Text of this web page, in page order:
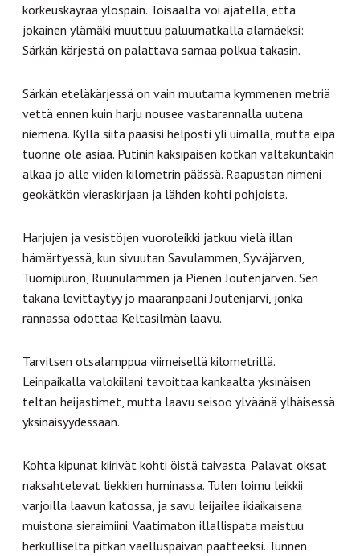
korkeuskäyrää ylöspäin. Toisaalta voi ajatella, että
jokainen ylämäki muuttuu paluumatkalla alamäeksi:
Särkän kärjestä on palattava samaa polkua takasin.
Särkän eteläkärjessä on vain muutama kymmenen metriä
vettä ennen kuin harju nousee vastarannalla uutena
niemenä. Kyllä siitä pääsisi helposti yli uimalla, mutta eipä
tuonne ole asiaa. Putinin kaksipäisen kotkan valtakuntakin
alkaa jo alle viiden kilometrin päässä. Raapustan nimeni
geokätkön vieraskirjaan ja lähden kohti pohjoista.
Harjujen ja vesistöjen vuoroleikki jatkuu vielä illan
hämärtyessä, kun sivuutan Savulammen, Syväjärven,
Tuomipuron, Ruunulammen ja Pienen Joutenjärven. Sen
takana levittäytyy jo määränpääni Joutenjärvi, jonka
rannassa odottaa Keltasilmän laavu.
Tarvitsen otsalamppua viimeisellä kilometrillä.
Leiripaikalla valokiilani tavoittaa kankaalta yksinäisen
teltan heijastimet, mutta laavu seisoo ylväänä ylhäisessä
yksinäisyydessään.
Kohta kipunat kiirivät kohti öistä taivasta. Palavat oksat
naksahtelevat liekkien huminassa. Tulen loimu leikkii
varjoilla laavun katossa, ja savu leijailee ikiaikaisena
muistona sieraimiini. Vaatimaton illallispata maistuu
herkulliselta pitkän vaelluspäivän päätteeksi. Tunnen